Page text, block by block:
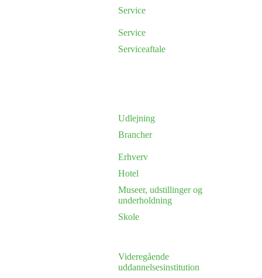
Service
Service
Serviceaftale
Udlejning
Brancher
Erhverv
Hotel
Museer, udstillinger og
underholdning
Skole
Videregående
uddannelsesinstitution